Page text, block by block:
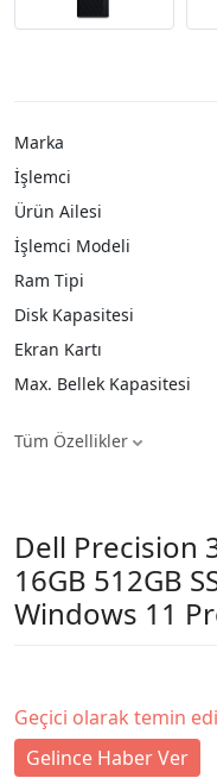
Marka
İşlemci
Ürün Ailesi
İşlemci Modeli
Ram Tipi
Disk Kapasitesi
Ekran Kartı
Max. Bellek Kapasitesi
Tüm Özellikler
Dell Precision
16GB 512GB
Windows 11
Geçici olarak temin
Gelince Haber Ver